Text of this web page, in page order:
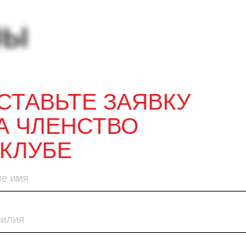
ЗАЯВКУ
ЧЛЕНСТВО